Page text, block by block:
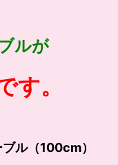
ルが
す。
ル（100cm）